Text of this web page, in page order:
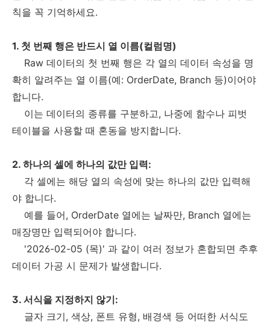
칙을 꼭 기억하세요.
1. 첫 번째 행은 반드시 열 이름(컬럼명)
Raw 데이터의 첫 번째 행은 각 열의 데이터 속성을 명
확히 알려주는 열 이름(예: OrderDate, Branch 등)이어야
합니다.
이는 데이터의 종류를 구분하고, 나중에 함수나 피벗
테이블을 사용할 때 혼동을 방지합니다.
2. 하나의 셀에 하나의 값만 입력:
각 셀에는 해당 열의 속성에 맞는 하나의 값만 입력해
야 합니다.
예를 들어, OrderDate 열에는 날짜만, Branch 열에는
매장명만 입력되어야 합니다.
'2026-02-05 (목)' 과 같이 여러 정보가 혼합되면 추후
데이터 가공 시 문제가 발생합니다.
3. 서식을 지정하지 않기:
글자 크기, 색상, 폰트 유형, 배경색 등 어떠한 서식도